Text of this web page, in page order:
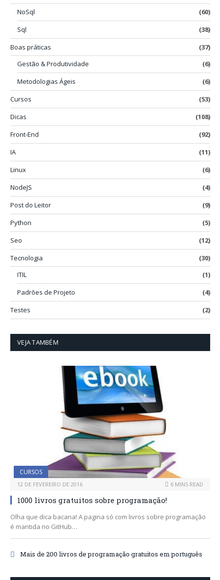
NoSql
(60)
Sql
(38)
Boas práticas
(37)
Gestão & Produtividade
(6)
Metodologias Ágeis
(6)
Cursos
(53)
Dicas
(108)
Front-End
(92)
IA
(11)
Linux
(6)
NodeJS
(4)
Post do Leitor
(9)
Python
(5)
Seo
(12)
Tecnologia
(30)
ITIL
(1)
Padrões de Projeto
(4)
Testes
(2)
VEJA TAMBÉM
CURSOS
12 DE FEVEREIRO DE 2016 6 MINS READ
1000 livros gratuitos sobre programação!
Olha que dica bacana! A pagina só com livros sobre programação
é mantida no GitHub…
Mais de 200 livros de programação gratuitos em português